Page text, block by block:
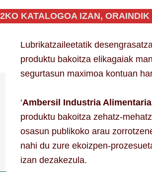
KATALOGOA IZAN,
Lubrikatzaileetatik
produktu bakoitza elikagaiak
segurtasun maximoa kontuan
‘Ambersil Industria Alimentaria
produktu bakoitza zehatz-
osasun publikoko arau
nahi du zure ekoizpen-
izan dezakezula.